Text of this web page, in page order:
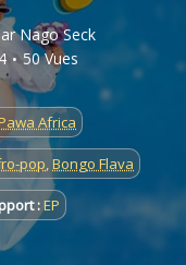
Nago Seck
50 Vues
Africa
pop,Bongo Flava
:EP